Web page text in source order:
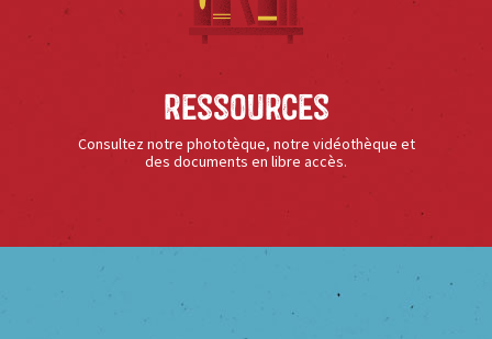
Ressources
Consultez notre phototèque, notre vidéothèque et
des documents en libre accès.